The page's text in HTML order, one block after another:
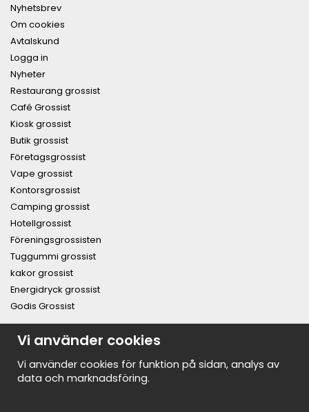
Nyhetsbrev
Om cookies
Avtalskund
Logga in
Nyheter
Restaurang grossist
Café Grossist
Kiosk grossist
Butik grossist
Företagsgrossist
Vape grossist
Kontorsgrossist
Camping grossist
Hotellgrossist
Föreningsgrossisten
Tuggummi grossist
kakor grossist
Energidryck grossist
Godis Grossist
PRENUMERERA PÅ NYHETSBREVET FÖR VÅRA BÄSTA
ERBJUDANDEN OCH NYHETER!
E-
postadress
Vi använder cookies
Vi använder cookies för funktion på sidan, analys av
data och marknadsföring.